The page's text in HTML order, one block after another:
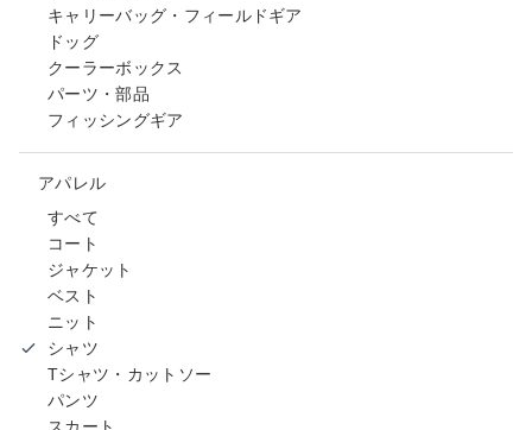
キャリーバッグ・フィールドギア
ドッグ
クーラーボックス
パーツ・部品
フィッシングギア
アパレル
すべて
コート
ジャケット
ベスト
ニット
シャツ
Tシャツ・カットソー
パンツ